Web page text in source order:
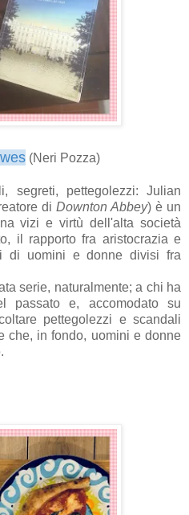
(Neri Pozza)
segreti, pettegolezzi: Julian
di Downton Abbey) è un
vizi e virtù dell'alta società
il rapporto fra aristocrazia e
di uomini e donne divisi fra
serie, naturalmente; a chi ha
e, accomodato su
pettegolezzi e scandali
che, in fondo, uomini e donne